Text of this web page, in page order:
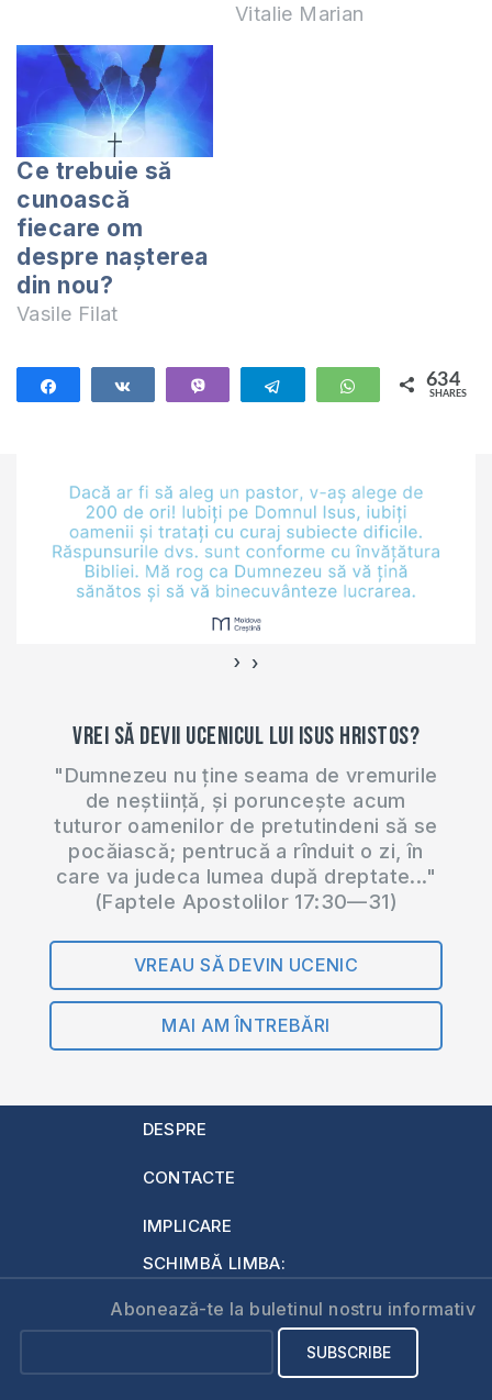
Vitalie Marian
Ce trebuie să
cunoască
fiecare om
despre naşterea
din nou?
Vasile Filat
Telegram WhatsApp
634
SHARES
‹ ›
Vrei să devii ucenicul lui Isus Hristos?
"Dumnezeu nu ține seama de vremurile
de neștiință, și poruncește acum
tuturor oamenilor de pretutindeni să se
pocăiască; pentrucă a rînduit o zi, în
care va judeca lumea după dreptate..."
(Faptele Apostolilor 17:30—31)
VREAU SĂ DEVIN UCENIC
MAI AM ÎNTREBĂRI
DESPRE
CONTACTE
IMPLICARE
SCHIMBĂ LIMBA:
Abonează-te la buletinul nostru informativ